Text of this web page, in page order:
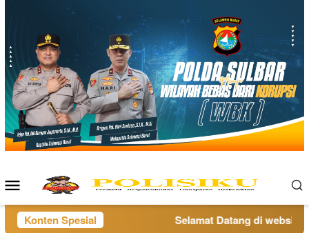
Menu
Mobile
Konten Spesial Selamat Datang di website